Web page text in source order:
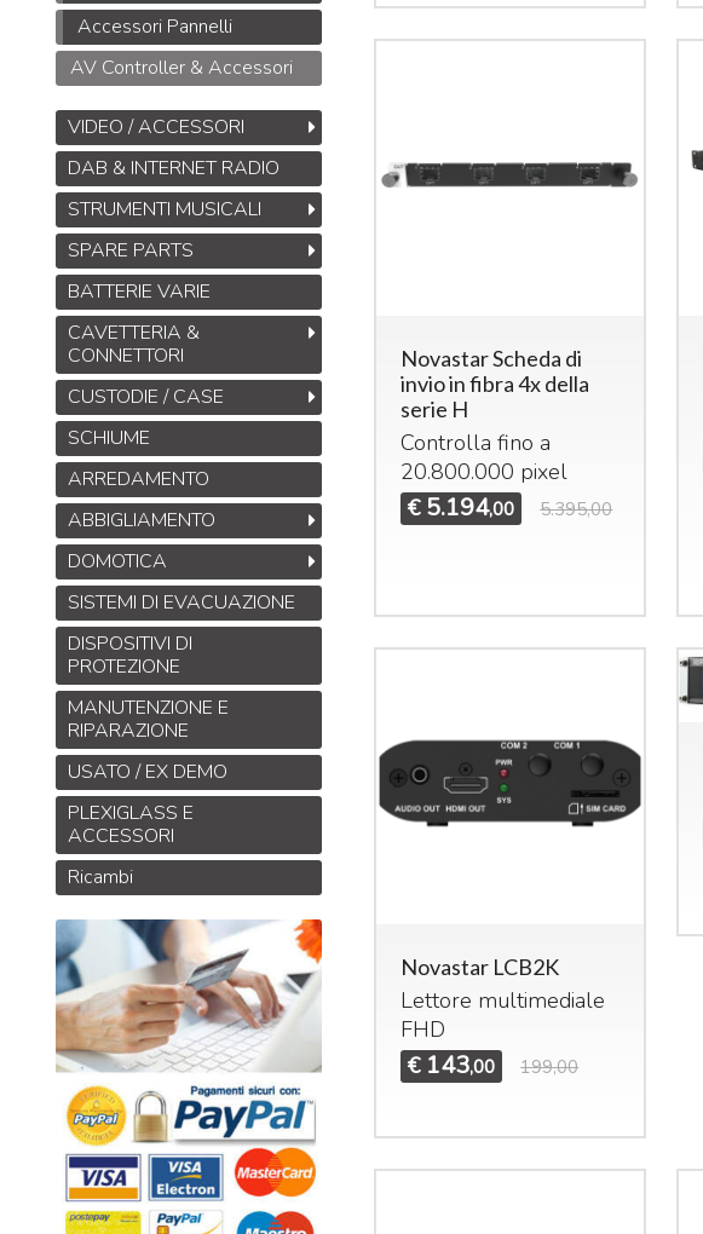
Novastar Scheda di
invio in fibra 4x della
serie H
Controlla fino a
20.800.000 pixel
€ 5.194,00 5.395,00
Novastar LCB2K
Lettore multimediale
FHD
€ 143,00 199,00
Accessori Pannelli
AV Controller & Accessori
VIDEO / ACCESSORI
DAB & INTERNET RADIO
STRUMENTI MUSICALI
SPARE PARTS
BATTERIE VARIE
CAVETTERIA &
CONNETTORI
CUSTODIE / CASE
SCHIUME
ARREDAMENTO
ABBIGLIAMENTO
DOMOTICA
SISTEMI DI EVACUAZIONE
DISPOSITIVI DI
PROTEZIONE
MANUTENZIONE E
RIPARAZIONE
USATO / EX DEMO
PLEXIGLASS E
ACCESSORI
Ricambi
Midas DL32
Stage Box da 32
ingressi, 16 uscite con
32 preamplificatori
microfonici Midas,
interfacce
ULTRANET
eADAT
€ 1.245
Midas M32R Live /
€ 3.855